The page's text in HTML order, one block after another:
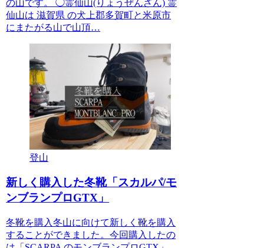
の山です。 ◯霊仙山(りょうぜんざん) 霊
仙山は 滋賀県 の犬上郡多賀町と米原市
にまたがる山で山頂…
登山
新しく購入した冬靴「スカルパ/モ
ンブランプロGTX」
冬靴を購入冬山に向けて新しく靴を購入
することができました。今回購入したの